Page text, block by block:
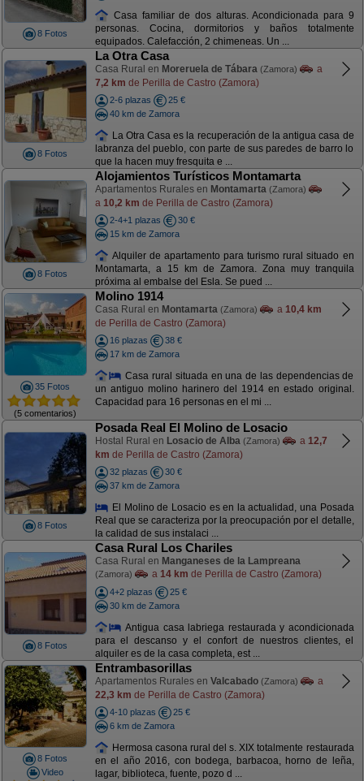
8 Fotos
Casa familiar de dos alturas. Acondicionada para 9
personas. Cocina, dormitorios y baños totalmente
equipados. Calefacción, 2 chimeneas. Un ...
8 Fotos
La Otra Casa
Casa Rural en Moreruela de Tábara (Zamora)
a
7,2 km de Perilla de Castro (Zamora)
2-6 plazas
25 €
40 km de Zamora
La Otra Casa es la recuperación de la antigua casa de
labranza del pueblo, con parte de sus paredes de barro lo
que la hacen muy fresquita e ...
8 Fotos
Alojamientos Turísticos Montamarta
Apartamentos Rurales en Montamarta (Zamora)
a 10,2 km de Perilla de Castro (Zamora)
2-4+1 plazas
30 €
15 km de Zamora
Alquiler de apartamento para turismo rural situado en
Montamarta, a 15 km de Zamora. Zona muy tranquila
próxima al embalse del Esla. Se pued ...
35 Fotos
(5 comentarios)
Molino 1914
Casa Rural en Montamarta (Zamora) a 10,4 km
de Perilla de Castro (Zamora)
16 plazas
38 €
17 km de Zamora
Casa rural situada en una de las dependencias de
un antiguo molino harinero del 1914 en estado original.
Capacidad para 16 personas en el mi ...
8 Fotos
Posada Real El Molino de Losacio
Hostal Rural en Losacio de Alba (Zamora) a 12,7
km de Perilla de Castro (Zamora)
32 plazas
30 €
37 km de Zamora
El Molino de Losacio es en la actualidad, una Posada
Real que se caracteriza por la preocupación por el detalle,
la calidad de sus instalaci ...
8 Fotos
Casa Rural Los Chariles
Casa Rural en Manganeses de la Lampreana
(Zamora) a 14 km de Perilla de Castro (Zamora)
4+2 plazas
25 €
30 km de Zamora
Antigua casa labriega restaurada y acondicionada
para el descanso y el confort de nuestros clientes, el
alquiler es de la casa completa, est ...
8 Fotos
Video
Entrambasorillas
Apartamentos Rurales en Valcabado (Zamora)
a
22,3 km de Perilla de Castro (Zamora)
4-10 plazas
25 €
6 km de Zamora
Hermosa casona rural del s. XIX totalmente restaurada
en el año 2016, con bodega, barbacoa, horno de leña,
lagar, biblioteca, fuente, pozo d ...